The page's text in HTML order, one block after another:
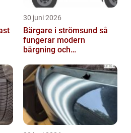
30 juni 2026
Bärgare i strömsund så
fungerar modern
bärgning och